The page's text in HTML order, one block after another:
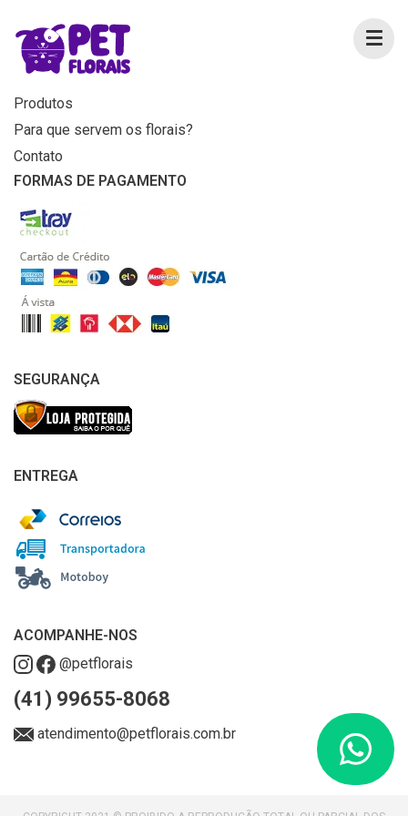
MENU
Home
Produtos
Para que servem os florais?
Contato
FORMAS DE PAGAMENTO
SEGURANÇA
ENTREGA
ACOMPANHE-NOS
@petflorais
(41) 99655-8068
atendimento@petflorais.com.br